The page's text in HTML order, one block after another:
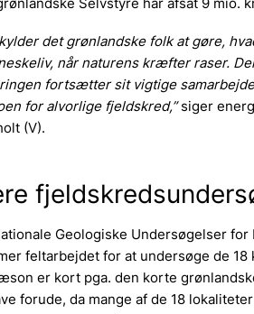
det grønlandske folk at gøre,
når naturens kræfter raser.
fortsætter sit vigtige
for alvorlige fjeldskred,”siger
(V).
Geologiske Undersøgelser
feltarbejdet for at undersøge de
er kort pga. den korte
forude, da mange af de 18